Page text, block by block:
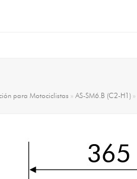
para Motociclistas » AS-SM6.B (C2-H1) »